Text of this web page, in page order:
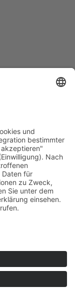
185a SGB IX in
Hessen
Einbindung
Integration,
des
e. V.